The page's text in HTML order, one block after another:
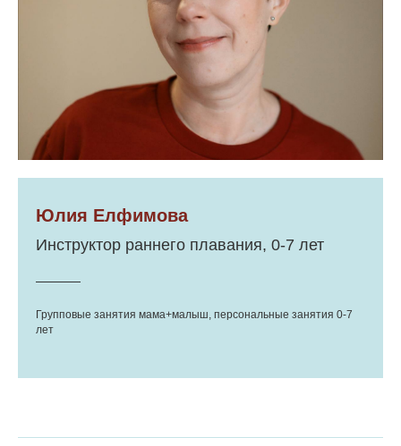
Юлия Елфимова
Инструктор раннего плавания, 0-7 лет
Групповые занятия мама+малыш, персональные занятия 0-7
лет